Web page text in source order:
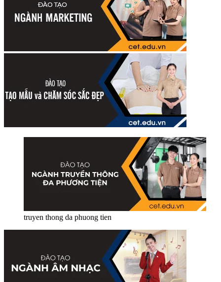
truyen thong da phuong tien